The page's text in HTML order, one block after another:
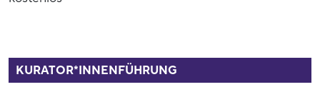
KURATOR*INNENFÜHRUNG